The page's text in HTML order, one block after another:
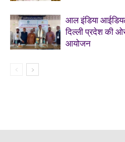
आल इंडिया
दिल्ली प्रदेश की
आयोजन